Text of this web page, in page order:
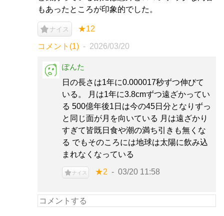
もあったところが印象的でした。
ナイス ★12
コメント(1) 2026/03/20
ぽんた
日の長さは1年に0.000017秒ずつ伸びて
いる。 月は1年に3.8cmずつ遠ざかってい
る 500億年後1日は今の45日分となりずっ
と同じ面が月を向いている 月は遠ざかり
すぎて皆既日食や潮の満ち引きも無くな
る でもそのころには地球は太陽に飲み込
まれなくなっている
ナイス ★2 03/20 11:58